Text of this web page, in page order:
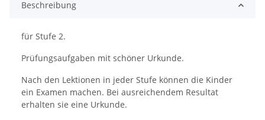
Beschreibung
für Stufe 2.
Prüfungsaufgaben mit schöner Urkunde.
Nach den Lektionen in jeder Stufe können die Kinder
ein Examen machen. Bei ausreichendem Resultat
erhalten sie eine Urkunde.